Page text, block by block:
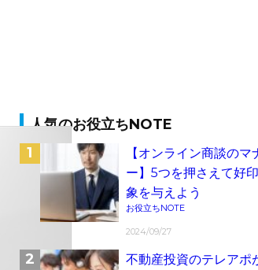
人気のお役立ちNOTE
【オンライン商談のマ
ー】5つを押さえて好印
象を与えよう
2024/09/27
お役立ちNOTE
不動産投資のテレアポ